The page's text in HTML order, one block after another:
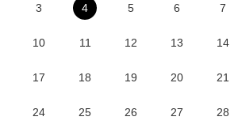
3 4 5 6 7
10 11 12 13 14
17 18 19 20 21
24 25 26 27 28